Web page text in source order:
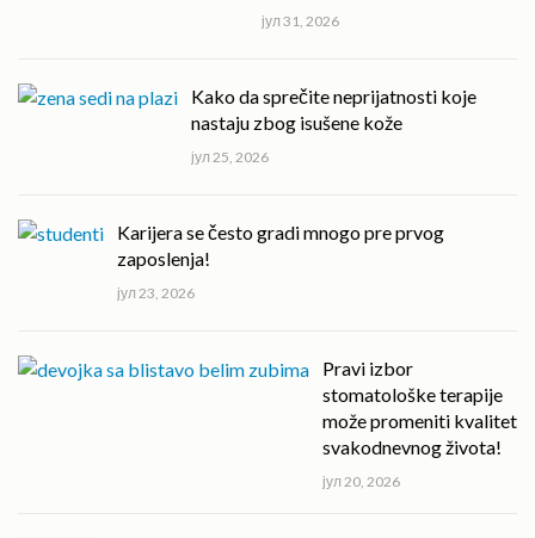
јул 31, 2026
Kako da sprečite neprijatnosti koje
nastaju zbog isušene kože
јул 25, 2026
Karijera se često gradi mnogo pre prvog
zaposlenja!
јул 23, 2026
Pravi izbor
stomatološke terapije
može promeniti kvalitet
svakodnevnog života!
јул 20, 2026